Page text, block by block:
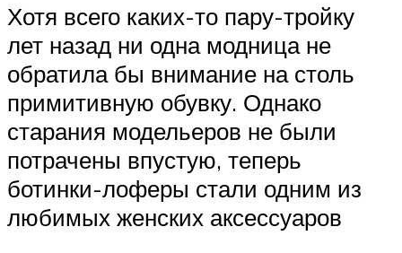
Хотя всего каких-то пару-тройку
лет назад ни одна модница не
обратила бы внимание на столь
примитивную обувку. Однако
старания модельеров не были
потрачены впустую, теперь
ботинки-лоферы стали одним из
любимых женских аксессуаров